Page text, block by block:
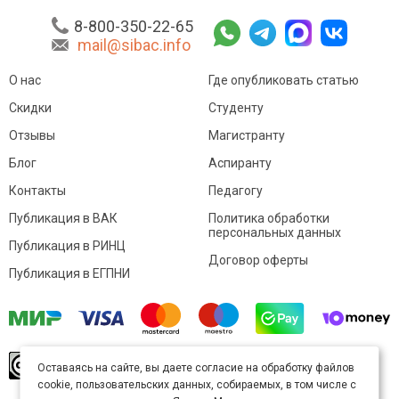
8-800-350-22-65
mail@sibac.info
О нас
Скидки
Отзывы
Блог
Контакты
Где опубликовать статью
Студенту
Магистранту
Аспиранту
Педагогу
Публикация в ВАК
Публикация в РИНЦ
Публикация в ЕГПНИ
Политика обработки
персональных данных
Договор оферты
произведение доступно полицензии Creative
Commons «Attribution» («Атрибуция») 4.0
Оставаясь на сайте, вы даете согласие на обработку файлов
cookie, пользовательских данных, собираемых, в том числе с